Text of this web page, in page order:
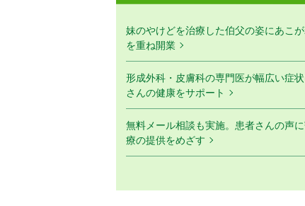
妹のやけどを治療した伯父の姿にあこ
を重ね開業
形成外科・皮膚科の専門医が幅広い症
さんの健康をサポート
無料メール相談も実施。患者さんの声
療の提供をめざす